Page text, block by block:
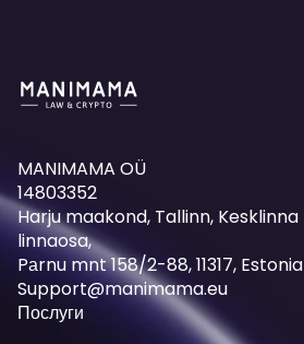
MANIMAMA OÜ
14803352
Harju maakond, Tallinn, Kesklinna
linnaosa,
Pаrnu mnt 158/2-88, 11317, Estonia
Support@manimama.eu
Послуги